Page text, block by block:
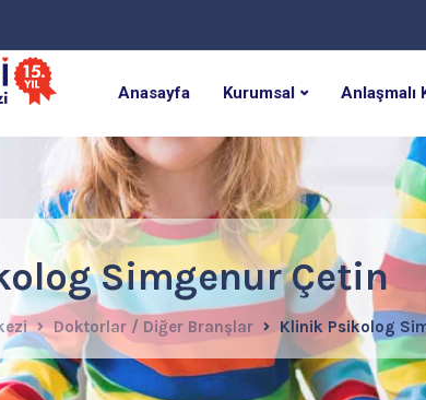
Anasayfa Kurumsal Anlaşmalı
Simgenur Çetin
Doktorlar / Diğer Branşlar Klinik Psikolog